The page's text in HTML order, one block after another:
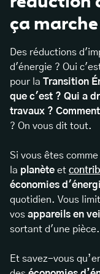
ça marche
Des réductions
d'énergie ? Oui
pour la Transition
que c'est ? Qui a
travaux ?
? On vous dit tout.
Si vous êtes
la planète et
économies
quotidien. Vous
vos appareils en
sortant d'une
Et savez-vous